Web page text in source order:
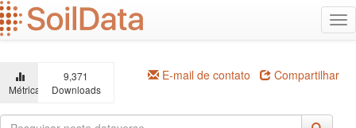
Ir
para
o
principal
Métricas
9,371
Downloads
E-mail de contato Compartilhar